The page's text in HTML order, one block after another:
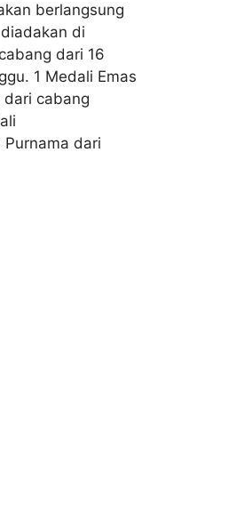
berlangsung
di
dari 16
1 Medali Emas
dari cabang
dari